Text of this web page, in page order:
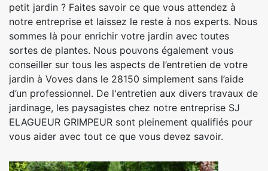
petit jardin ? Faites savoir ce que vous attendez à
notre entreprise et laissez le reste à nos experts. Nous
sommes là pour enrichir votre jardin avec toutes
sortes de plantes. Nous pouvons également vous
conseiller sur tous les aspects de l’entretien de votre
jardin à Voves dans le 28150 simplement sans l’aide
d’un professionnel. De l'entretien aux divers travaux de
jardinage, les paysagistes chez notre entreprise SJ
ELAGUEUR GRIMPEUR sont pleinement qualifiés pour
vous aider avec tout ce que vous devez savoir.